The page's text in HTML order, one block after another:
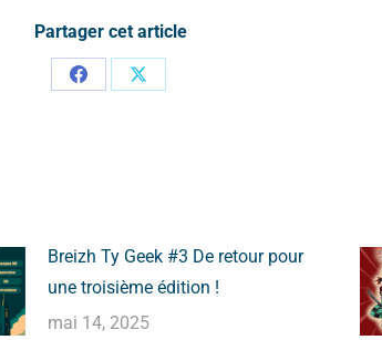
Partager cet article
Breizh Ty Geek #3 De retour pour
une troisième édition !
mai 14, 2025